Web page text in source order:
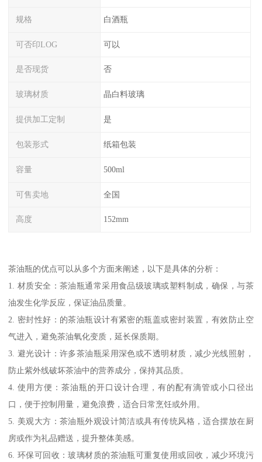
规格 白酒瓶
可否印LOG 可以
是否现货 否
玻璃材质 晶白料玻璃
提供加工定制 是
包装形式 纸箱包装
容量 500ml
可售卖地 全国
高度 152mm
茶油瓶的优点可以从多个方面来阐述，以下是具体的分析：
1. 材质安全：茶油瓶通常采用食品级玻璃或塑料制成，确保，与茶
油发生化学反应，保证油品质量。
2. 密封性好：的茶油瓶设计有紧密的瓶盖或密封装置，有效防止空
气进入，避免茶油氧化变质，延长保质期。
3. 避光设计：许多茶油瓶采用深色或不透明材质，减少光线照射，
防止紫外线破坏茶油中的营养成分，保持其品质。
4. 使用方便：茶油瓶的开口设计合理，有的配有滴管或小口径出
口，便于控制用量，避免浪费，适合日常烹饪或外用。
5. 美观大方：茶油瓶外观设计简洁或具有传统风格，适合摆放在厨
房或作为礼品赠送，提升整体美感。
6. 环保可回收：玻璃材质的茶油瓶可重复使用或回收，减少环境污